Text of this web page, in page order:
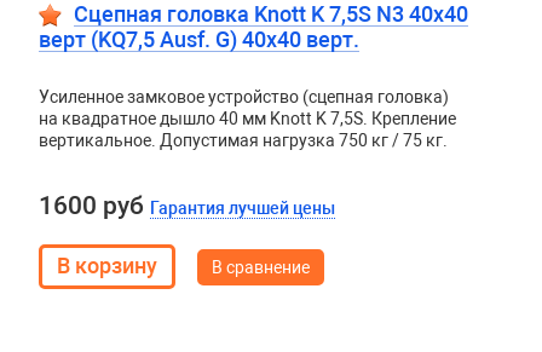
Сцепная головка Knott K 7,5S N3 40х40
верт (KQ7,5 Ausf. G) 40х40 верт.
Усиленное замковое устройство (сцепная головка)
на квадратное дышло 40 мм Knott K 7,5S. Крепление
вертикальное. Допустимая нагрузка 750 кг / 75 кг.
1600 руб Гарантия лучшей цены
В сравнение